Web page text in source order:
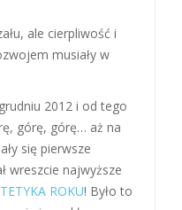
ale cierpliwość i
musiały w
2012 i od tego
górę, górę… aż na
się pierwsze
wreszcie najwyższe
ROKU! Było to